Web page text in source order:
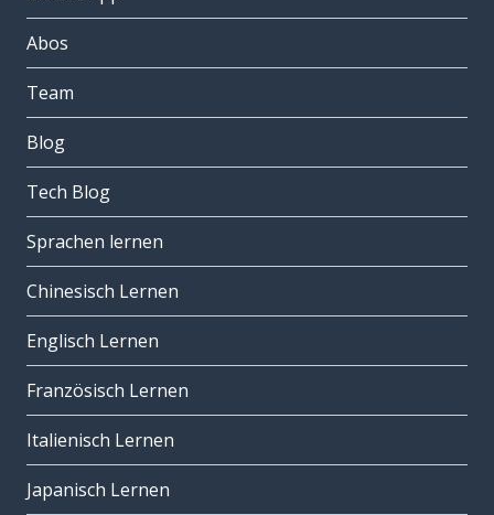
Abos
Team
Blog
Tech Blog
Sprachen lernen
Chinesisch Lernen
Englisch Lernen
Französisch Lernen
Italienisch Lernen
Japanisch Lernen